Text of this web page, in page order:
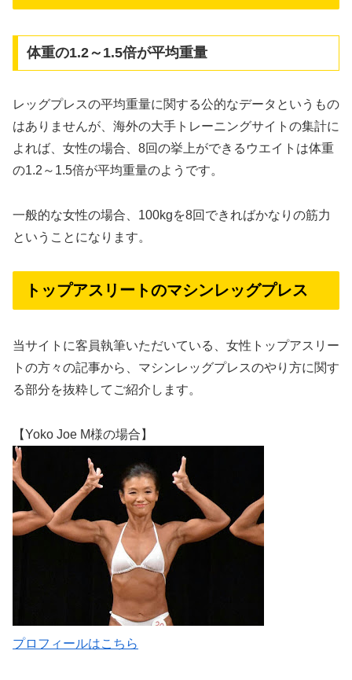
体重の1.2～1.5倍が平均重量
レッグプレスの平均重量に関する公的なデータというもの
はありませんが、海外の大手トレーニングサイトの集計に
よれば、女性の場合、8回の挙上ができるウエイトは体重
の1.2～1.5倍が平均重量のようです。
一般的な女性の場合、100kgを8回できればかなりの筋力
ということになります。
トップアスリートのマシンレッグプレス
当サイトに客員執筆いただいている、女性トップアスリー
トの方々の記事から、マシンレッグプレスのやり方に関す
る部分を抜粋してご紹介します。
【Yoko Joe M様の場合】
プロフィールはこちら